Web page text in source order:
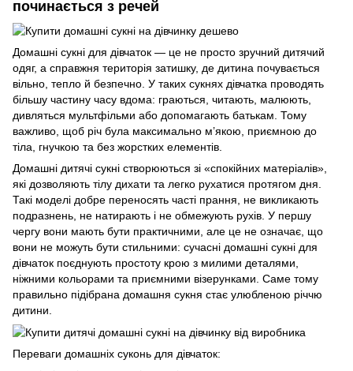
починається з речей
Домашні сукні для дівчаток — це не просто зручний дитячий
одяг, а справжня територія затишку, де дитина почувається
вільно, тепло й безпечно. У таких сукнях дівчатка проводять
більшу частину часу вдома: граються, читають, малюють,
дивляться мультфільми або допомагають батькам. Тому
важливо, щоб річ була максимально м’якою, приємною до
тіла, гнучкою та без жорстких елементів.
Домашні дитячі сукні створюються зі «спокійних матеріалів»,
які дозволяють тілу дихати та легко рухатися протягом дня.
Такі моделі добре переносять часті прання, не викликають
подразнень, не натирають і не обмежують рухів. У першу
чергу вони мають бути практичними, але це не означає, що
вони не можуть бути стильними: сучасні домашні сукні для
дівчаток поєднують простоту крою з милими деталями,
ніжними кольорами та приємними візерунками. Саме тому
правильно підібрана домашня сукня стає улюбленою річчю
дитини.
Переваги домашніх суконь для дівчаток: